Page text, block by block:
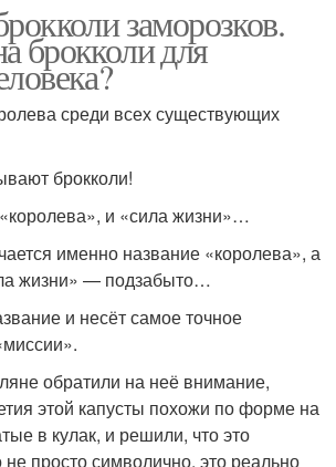
заморозков.
брокколи для
среди всех существующих
брокколи!
и «сила жизни»…
именно название «королева», а
жизни» — подзабыто…
и несёт самое точное
обратили на неё внимание,
этой капусты похожи по форме на
в кулак, и решили, что это
не просто символично, это реально